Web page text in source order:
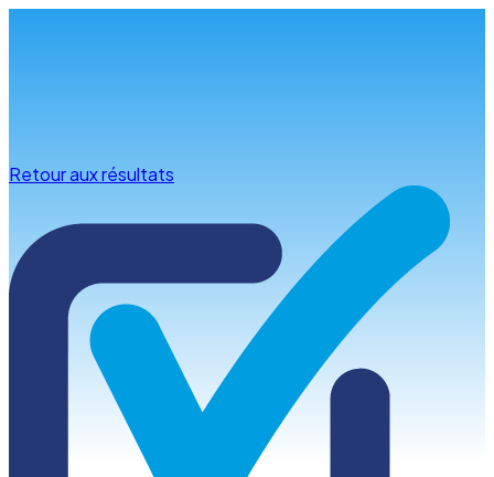
Retour aux résultats